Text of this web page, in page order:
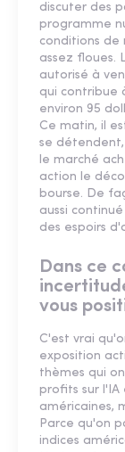
discuter des
programme
conditions
assez floues.
autorisé à
qui contribue
environ 95
Ce matin, il
se détendent,
le marché
action le
bourse. De
aussi
des espoirs
Dans ce
vous
C'est vrai
exposition
thèmes qui
profits sur
américaines,
Parce qu'on
indices